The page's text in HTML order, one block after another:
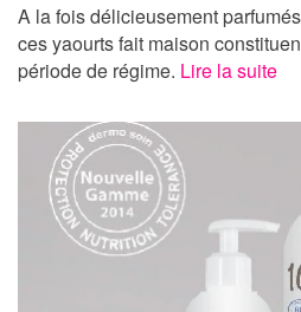
A la fois délicieusement
ces yaourts fait maison
période de régime. Lire la suite